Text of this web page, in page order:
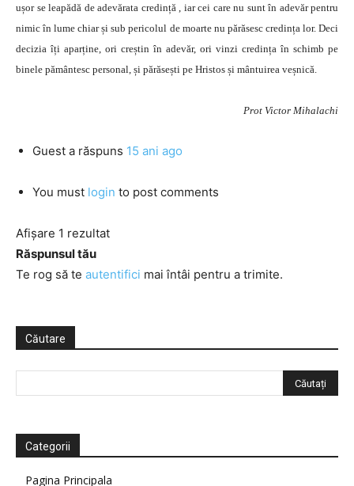
ușor se leapădă de adevărata credință , iar cei care nu sunt în adevăr pentru
nimic în lume chiar și sub pericolul de moarte nu părăsesc credința lor. Deci
decizia îți aparține, ori creștin în adevăr, ori vinzi credința în schimb pe
binele pământesc personal, și părăsești pe Hristos și mântuirea veșnică.
Prot Victor Mihalachi
Guest a răspuns 15 ani ago
You must login to post comments
Afișare 1 rezultat
Răspunsul tău
Te rog să te autentifici mai întâi pentru a trimite.
Căutare
Categorii
Pagina Principala